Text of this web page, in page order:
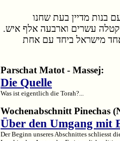
בנות מדיין בעת שחנו
עשרים וארבעה אלף איש.
מישראל ביחד עם אחת
Parschat Matot - Massej:
Die Quelle
Was ist eigentlich die Torah?...
Wochenabschnitt Pinechas
Über den Umgang mit
Der Beginn unseres Abschnittes schliesst